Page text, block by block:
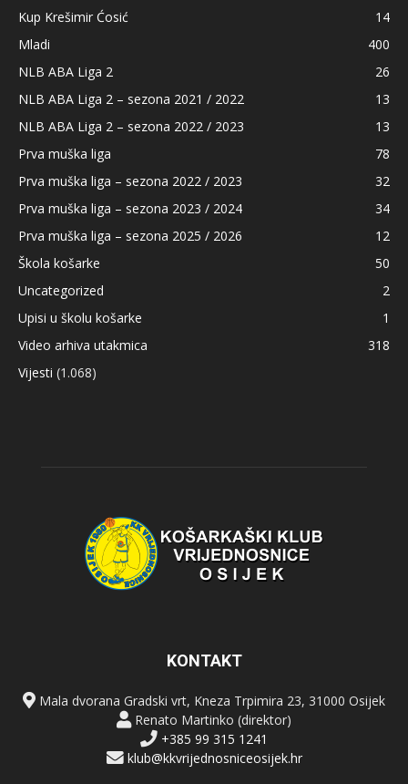
Kup Krešimir Ćosić
14
Mladi
400
NLB ABA Liga 2
26
NLB ABA Liga 2 – sezona 2021 / 2022
13
NLB ABA Liga 2 – sezona 2022 / 2023
13
Prva muška liga
78
Prva muška liga – sezona 2022 / 2023
32
Prva muška liga – sezona 2023 / 2024
34
Prva muška liga – sezona 2025 / 2026
12
Škola košarke
50
Uncategorized
2
Upisi u školu košarke
1
Video arhiva utakmica
318
Vijesti (1.068)
KONTAKT
Mala dvorana Gradski vrt, Kneza Trpimira 23, 31000 Osijek
Renato Martinko (direktor)
+385 99 315 1241
klub@kkvrijednosniceosijek.hr